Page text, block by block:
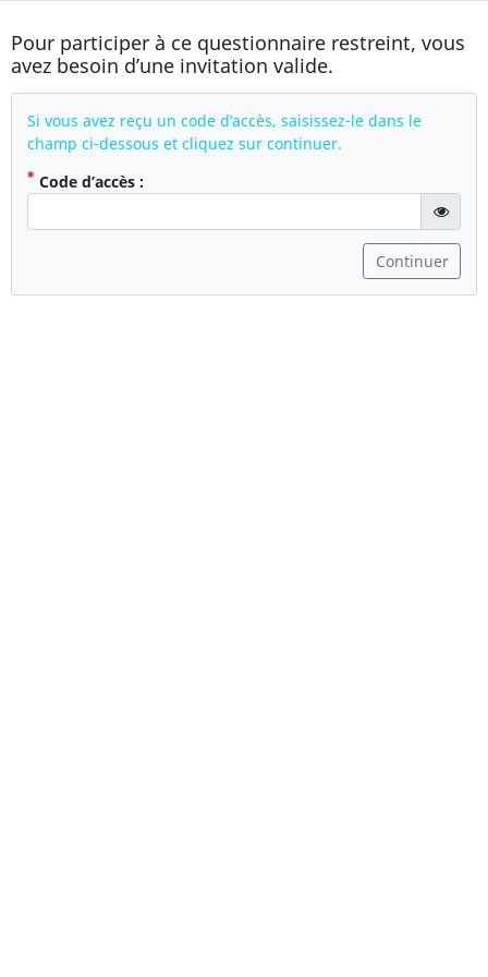
Pour participer à ce questionnaire restreint, vous
avez besoin d’une invitation valide.
Si vous avez reçu un code d’accès, saisissez-le dans le
champ ci-dessous et cliquez sur continuer.
Code d’accès :( Obligatoire )
Continuer